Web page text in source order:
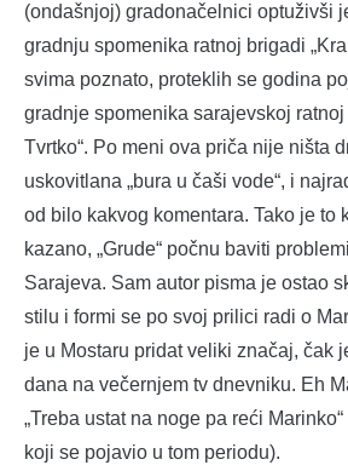
(ondašnjoj) gradonačelnici optuživši
gradnju spomenika ratnoj brigadi
svima poznato, proteklih se godina
gradnje spomenika sarajevskoj ratnoj
Tvrtko“. Po meni ova priča nije ništa
uskovitlana „bura u čaši vode“, i
od bilo kakvog komentara. Tako je to
kazano, „Grude“ počnu baviti
Sarajeva. Sam autor pisma je ostao
stilu i formi se po svoj prilici radi o
je u Mostaru pridat veliki značaj, čak
dana na večernjem tv dnevniku. Eh
„Treba ustat na noge pa reći
koji se pojavio u tom periodu).